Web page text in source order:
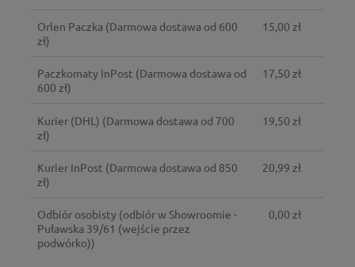
Orlen Paczka (Darmowa dostawa od 600
zł)
15,00 zł
Paczkomaty InPost (Darmowa dostawa od
600 zł)
17,50 zł
Kurier (DHL) (Darmowa dostawa od 700
zł)
19,50 zł
Kurier InPost (Darmowa dostawa od 850
zł)
20,99 zł
Odbiór osobisty (odbiór w Showroomie -
Puławska 39/61 (wejście przez
podwórko))
0,00 zł